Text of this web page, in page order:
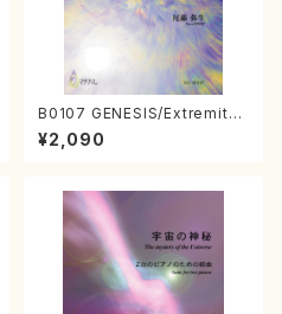
B0107 GENESIS/Extremity
（ピアノソロ/尾藤弥生/楽譜）
¥2,090